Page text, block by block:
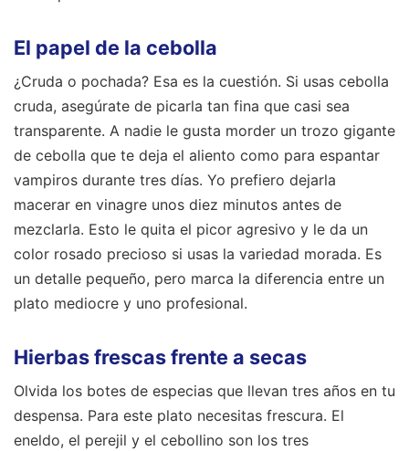
El papel de la cebolla
¿Cruda o pochada? Esa es la cuestión. Si usas cebolla
cruda, asegúrate de picarla tan fina que casi sea
transparente. A nadie le gusta morder un trozo gigante
de cebolla que te deja el aliento como para espantar
vampiros durante tres días. Yo prefiero dejarla
macerar en vinagre unos diez minutos antes de
mezclarla. Esto le quita el picor agresivo y le da un
color rosado precioso si usas la variedad morada. Es
un detalle pequeño, pero marca la diferencia entre un
plato mediocre y uno profesional.
Hierbas frescas frente a secas
Olvida los botes de especias que llevan tres años en tu
despensa. Para este plato necesitas frescura. El
eneldo, el perejil y el cebollino son los tres